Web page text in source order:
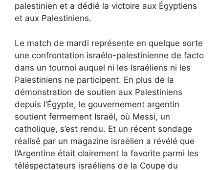
palestinien et a dédié la victoire aux Égyptiens
et aux Palestiniens.
Le match de mardi représente en quelque sorte
une confrontation israélo-palestinienne de facto
dans un tournoi auquel ni les Israéliens ni les
Palestiniens ne participent. En plus de la
démonstration de soutien aux Palestiniens
depuis l’Égypte, le gouvernement argentin
soutient fermement Israël, où Messi, un
catholique, s’est rendu. Et un récent sondage
réalisé par un magazine israélien a révélé que
l’Argentine était clairement la favorite parmi les
téléspectateurs israéliens de la Coupe du